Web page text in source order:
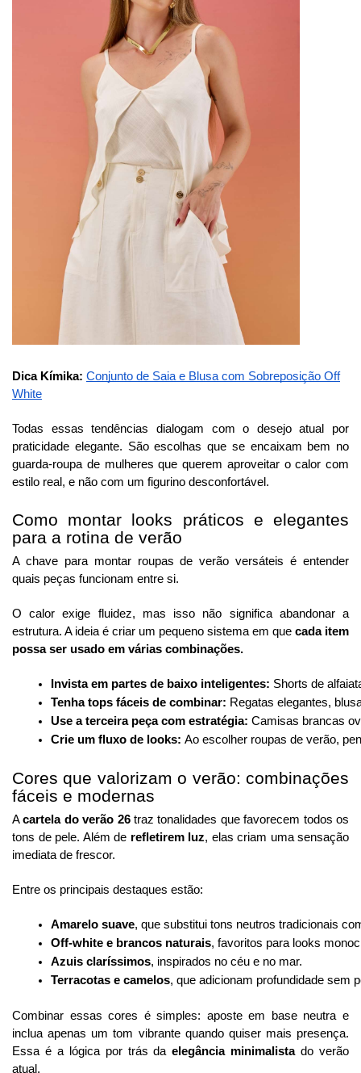
Dica Kímika: Conjunto de Saia e Blusa com Sobreposição Off
White
Todas essas tendências dialogam com o desejo atual por
praticidade elegante. São escolhas que se encaixam bem no
guarda-roupa de mulheres que querem aproveitar o calor com
estilo real, e não com um figurino desconfortável.
Como montar looks práticos e elegantes
para a rotina de verão
A chave para montar roupas de verão versáteis é entender
quais peças funcionam entre si.
O calor exige fluidez, mas isso não significa abandonar a
estrutura. A ideia é criar um pequeno sistema em que cada item
possa ser usado em várias combinações.
Invista em partes de baixo inteligentes: Shorts de
Tenha tops fáceis de combinar: Regatas elegantes,
Use a terceira peça com estratégia: Camisas brancas
Crie um fluxo de looks: Ao escolher roupas de verão,
Cores que valorizam o verão: combinações
fáceis e modernas
Acartela do verão 26traz tonalidades que favorecem todos os
tons de pele. Além de refletirem luz, elas criam uma sensação
imediata de frescor.
Entre os principais destaques estão:
Amarelo suave, que substitui tons neutros tradicionais
Off-white e brancos naturais, favoritos para looks
Azuis claríssimos, inspirados no céu e no mar.
Terracotas e camelos, que adicionam profundidade sem
Combinar essas cores é simples: aposte em base neutra e
inclua apenas um tom vibrante quando quiser mais presença.
Essa é a lógica por trás da elegância minimalistado verão
atual.